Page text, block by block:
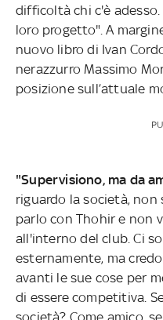
difficoltà chi c'è
loro progetto". A
nuovo libro di Ivan
nerazzurro Massimo
posizione sull’attuale
"Supervisiono, ma da
riguardo la società,
parlo con Thohir e non
all'interno del club. Ci
esternamente, ma
avanti le sue cose per
di essere competitiva.
società? Come amico,